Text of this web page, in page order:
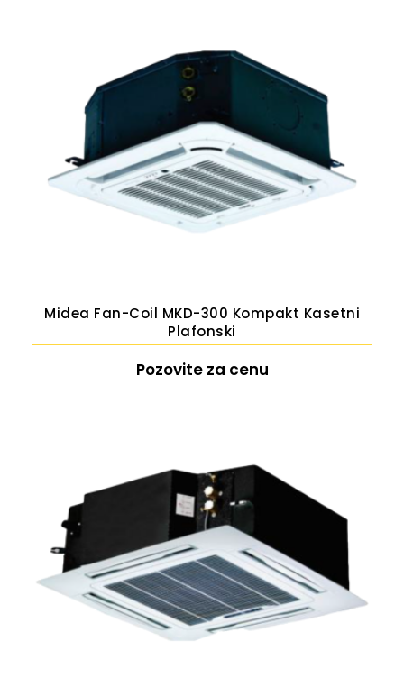
Midea Fan-Coil MKD-300 Kompakt Kasetni
Plafonski
Pozovite za cenu